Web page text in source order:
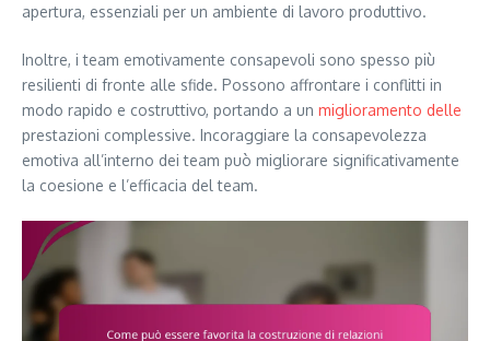
apertura, essenziali per un ambiente di lavoro produttivo.
Inoltre, i team emotivamente consapevoli sono spesso più
resilienti di fronte alle sfide. Possono affrontare i conflitti in
modo rapido e costruttivo, portando a un miglioramento delle
prestazioni complessive. Incoraggiare la consapevolezza
emotiva all’interno dei team può migliorare significativamente
la coesione e l’efficacia del team.